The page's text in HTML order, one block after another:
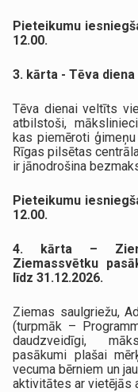
Pieteikumu
12.00.
3. kārta - Tēva diena
Tēva dienai veltīts
atbilstoši,
kas piemēroti
Rīgas pilsētas
ir jānodrošina
Pieteikumu
12.00.
4. kārta –
Ziemassvētku
līdz 31.12.2026.
Ziemas saulgriežu,
(turpmāk –
daudzveidīgi,
pasākumi plašai
vecuma bērniem un
aktivitātes ar vietējās